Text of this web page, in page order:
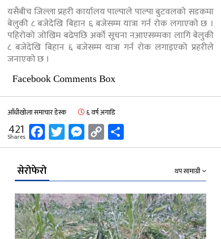
यसैबीच जिल्ला प्रहरी कार्यालय पाल्पाले पाल्पा बुटवलको सडकमा
बेलुकी ८ बजेदेखि बिहान ६ बजेसम्म यात्रा गर्न रोक लगाएको छ ।
पहिरोको जोखिम बढेपछि अर्को सूचना नआएसम्मका लागि बेलुकी
८ बजेदेखि बिहान ६ बजेसम्म यात्रा गर्न रोक लगाइएको प्रहरीले
जनाएको छ ।
Facebook Comments Box
आँधीखोला समाचार डेस्क ६ वर्ष अगाडि
421
Shares Facebook
Twitter
Messenger
Copy
Link
सेरोफेरो थप सामाग्री